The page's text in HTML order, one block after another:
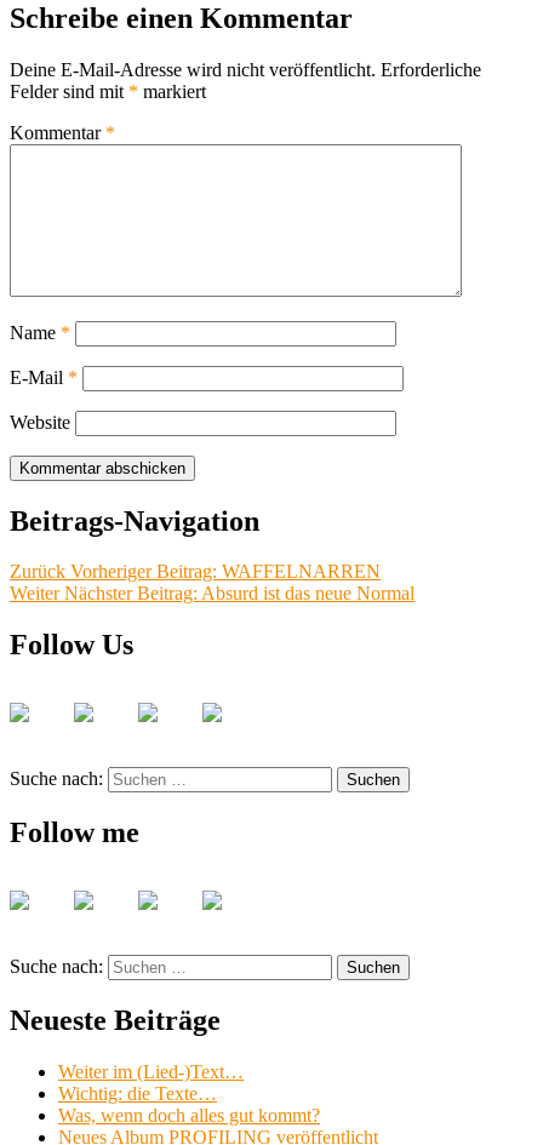
Schreibe einen Kommentar
Deine E-Mail-Adresse wird nicht veröffentlicht. Erforderliche
Felder sind mit * markiert
Kommentar *
Name *
E-Mail *
Website
Beitrags-Navigation
Zurück Vorheriger Beitrag: WAFFELNARREN
Weiter Nächster Beitrag: Absurd ist das neue Normal
Follow Us
Suche nach: Suchen
Follow me
Suche nach: Suchen
Neueste Beiträge
Weiter im (Lied-)Text…
Wichtig: die Texte…
Was, wenn doch alles gut kommt?
Neues Album PROFILING veröffentlicht